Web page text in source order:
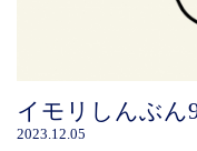
イモリしんぶ
2023.12.05